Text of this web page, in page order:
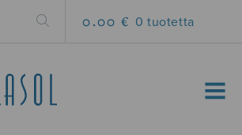
0.00 € 0 tuotetta
MENU